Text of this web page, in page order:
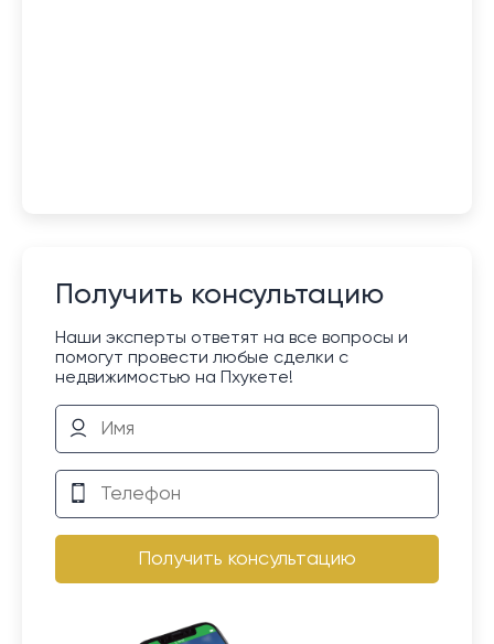
Получить консультацию
Наши эксперты ответят на все вопросы и
помогут провести любые сделки с
недвижимостью на Пхукете!
Получить консультацию